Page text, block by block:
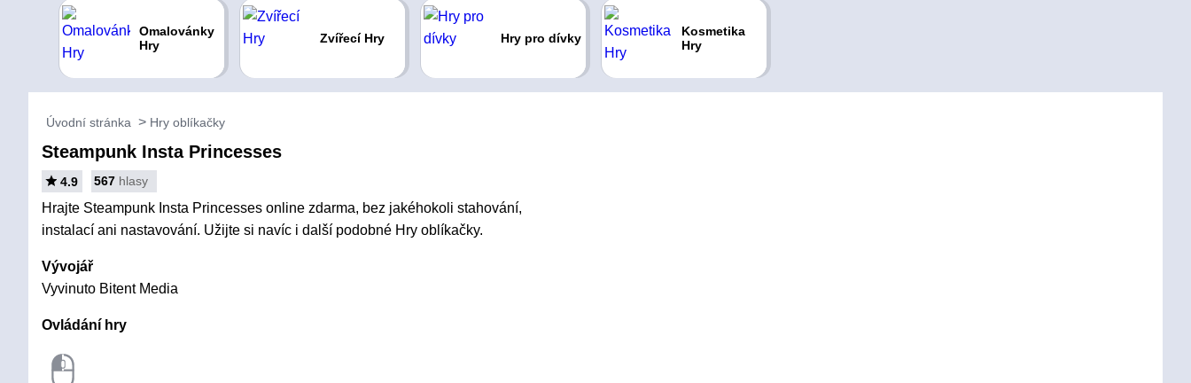
Omalovánky
Hry
Zvířecí Hry Hry pro dívky
Kosmetika
Hry
Úvodní stránka Hry oblíkačky
Steampunk Insta Princesses
4.9 567 hlasy
Hrajte Steampunk Insta Princesses online zdarma, bez jakéhokoli stahování,
instalací ani nastavování. Užijte si navíc i další podobné Hry oblíkačky.
Vývojář
Vyvinuto Bitent Media
Ovládání hry